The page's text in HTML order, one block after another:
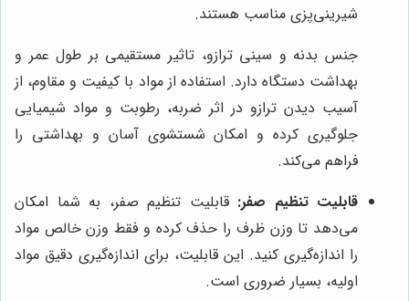
شیرینی‌پزی مناسب هستند.
جنس بدنه و سینی ترازو، تاثیر مستقیمی بر طول عمر و
بهداشت دستگاه دارد. استفاده از مواد با کیفیت و مقاوم، از
آسیب دیدن ترازو در اثر ضربه، رطوبت و مواد شیمیایی
جلوگیری کرده و امکان شستشوی آسان و بهداشتی را
فراهم می‌کند.
قابلیت تنظیم صفر: قابلیت تنظیم صفر، به شما امکان
می‌دهد تا وزن ظرف را حذف کرده و فقط وزن خالص مواد
را اندازه‌گیری کنید. این قابلیت، برای اندازه‌گیری دقیق مواد
اولیه، بسیار ضروری است.